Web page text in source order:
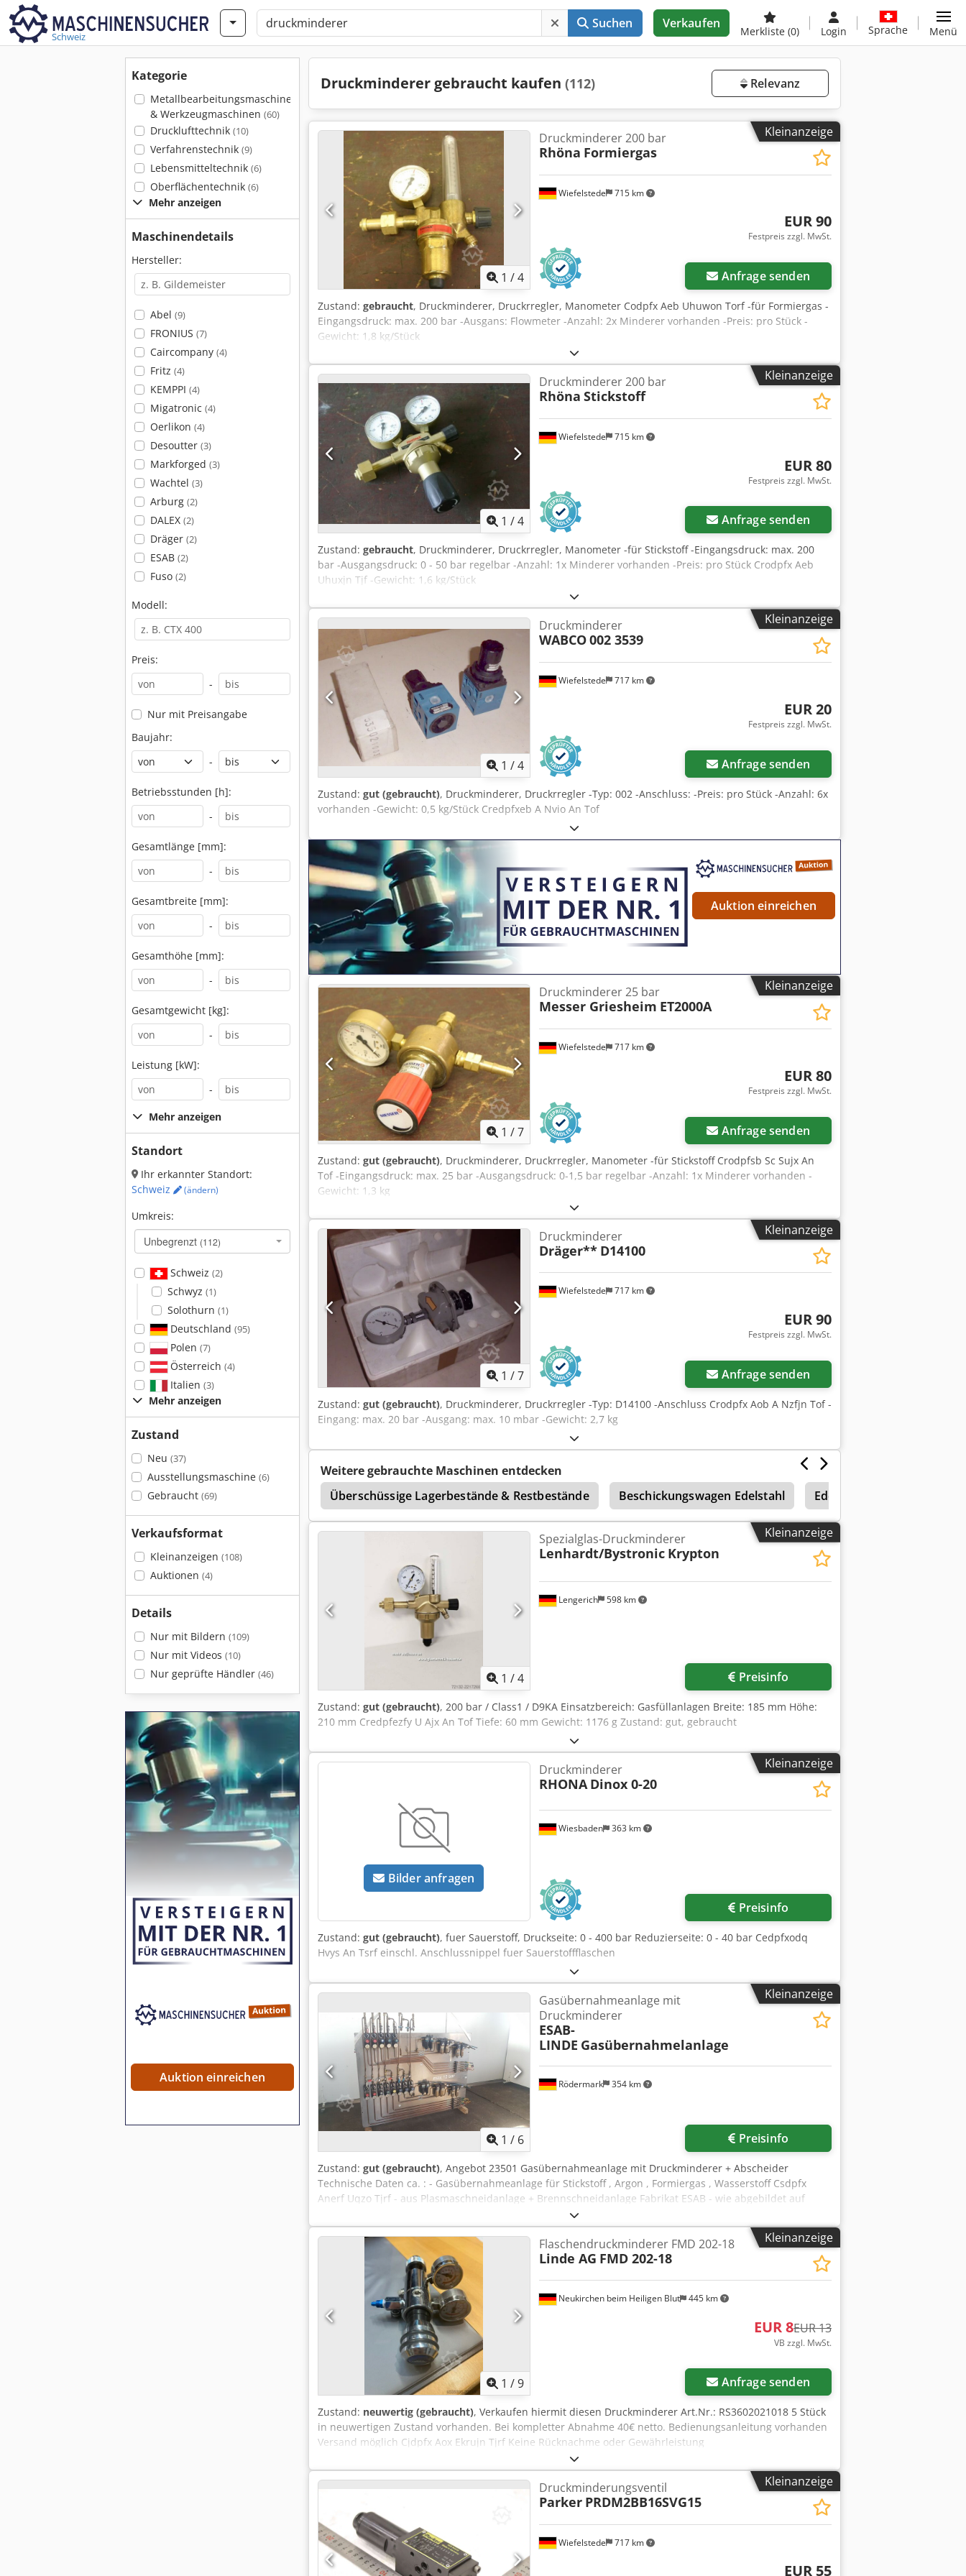
Schweiz
Suchen Verkaufen
Merkliste (0) Login Sprache Menü
Kategorie
Metallbearbeitungsmaschinen
& Werkzeugmaschinen (60)
Drucklufttechnik (10)
Verfahrenstechnik (9)
Lebensmitteltechnik (6)
Oberflächentechnik (6)
Mehr anzeigen
Maschinendetails
Hersteller:
Abel (9)
FRONIUS (7)
Caircompany (4)
Fritz (4)
KEMPPI (4)
Migatronic (4)
Oerlikon (4)
Desoutter (3)
Markforged (3)
Wachtel (3)
Arburg (2)
DALEX (2)
Dräger (2)
ESAB (2)
Fuso (2)
Modell:
Preis:
-
Nur mit Preisangabe
Baujahr:
-
Betriebsstunden [h]:
-
Gesamtlänge [mm]:
-
Gesamtbreite [mm]:
-
Gesamthöhe [mm]:
-
Gesamtgewicht [kg]:
-
Leistung [kW]:
-
Mehr anzeigen
Standort
Ihr erkannter Standort:
Schweiz
(ändern)
Umkreis:
Unbegrenzt (112)
Schweiz (2)
Schwyz (1)
Solothurn (1)
Deutschland (95)
Polen (7)
Österreich (4)
Italien (3)
Mehr anzeigen
Zustand
Neu (37)
Ausstellungsmaschine (6)
Gebraucht (69)
Verkaufsformat
Kleinanzeigen (108)
Auktionen (4)
Details
Nur mit Bildern (109)
Nur mit Videos (10)
Nur geprüfte Händler (46)
Auktion einreichen
Druckminderer gebraucht kaufen (112) Relevanz
Kleinanzeige
1 /4
Wiefelstede 715 km
Druckminderer 200 bar
Rhöna Formiergas
EUR 90
Festpreis zzgl. MwSt.
Anfrage senden
Zustand: gebraucht, Druckminderer, Druckrregler, Manometer Codpfx Aeb Uhuwon Torf -für Formiergas -
Eingangsdruck: max. 200 bar -Ausgans: Flowmeter -Anzahl: 2x Minderer vorhanden -Preis: pro Stück -
Gewicht: 1,8 kg/Stück
Kleinanzeige
1 /4
Wiefelstede 715 km
Druckminderer 200 bar
Rhöna Stickstoff
EUR 80
Festpreis zzgl. MwSt.
Anfrage senden
Zustand: gebraucht, Druckminderer, Druckrregler, Manometer -für Stickstoff -Eingangsdruck: max. 200
bar -Ausgangsdruck: 0 - 50 bar regelbar -Anzahl: 1x Minderer vorhanden -Preis: pro Stück Crodpfx Aeb
Uhuxjn Tjf -Gewicht: 1,6 kg/Stück
Kleinanzeige
1 /4
Wiefelstede 717 km
Druckminderer
WABCO002 3539
EUR 20
Festpreis zzgl. MwSt.
Anfrage senden
Zustand: gut (gebraucht), Druckminderer, Druckrregler -Typ: 002 -Anschluss: -Preis: pro Stück -Anzahl: 6x
vorhanden -Gewicht: 0,5 kg/Stück Credpfxeb A Nvio An Tof
Auktion einreichen
Kleinanzeige
1 /7
Wiefelstede 717 km
Druckminderer 25 bar
Messer Griesheim ET2000A
EUR 80
Festpreis zzgl. MwSt.
Anfrage senden
Zustand: gut (gebraucht), Druckminderer, Druckrregler, Manometer -für Stickstoff Crodpfsb Sc Sujx An
Tof -Eingangsdruck: max. 25 bar -Ausgangsdruck: 0-1,5 bar regelbar -Anzahl: 1x Minderer vorhanden -
Gewicht: 1,3 kg
Kleinanzeige
1 /7
Wiefelstede 717 km
Druckminderer
Dräger** D14100
EUR 90
Festpreis zzgl. MwSt.
Anfrage senden
Zustand: gut (gebraucht), Druckminderer, Druckrregler -Typ: D14100 -Anschluss Crodpfx Aob A Nzfjn Tof -
Eingang: max. 20 bar -Ausgang: max. 10 mbar -Gewicht: 2,7 kg
Weitere gebrauchte Maschinen entdecken
Überschüssige Lagerbestände & Restbestände
Beschickungswagen Edelstahl Edelstahl
Miwe Signo Miwe Gvas
Kleinanzeige
1 /4
Lengerich 598 km
Spezialglas-Druckminderer
Lenhardt/Bystronic Krypton
Preisinfo
Zustand: gut (gebraucht), 200 bar / Class1 / D9KA Einsatzbereich: Gasfüllanlagen Breite: 185 mm Höhe:
210 mm Credpfezfy U Ajx An Tof Tiefe: 60 mm Gewicht: 1176 g Zustand: gut, gebraucht
Kleinanzeige
Bilder anfragen
Wiesbaden 363 km
Druckminderer
RHONA Dinox 0-20
Preisinfo
Zustand: gut (gebraucht), fuer Sauerstoff, Druckseite: 0 - 400 bar Reduzierseite: 0 - 40 bar Cedpfxodq
Hvys An Tsrf einschl. Anschlussnippel fuer Sauerstoffflaschen
Kleinanzeige
1 / 6
Rödermark 354 km
Gasübernahmeanlage mit
Druckminderer
ESAB-
LINDE Gasübernahmelanlage
Preisinfo
Zustand: gut (gebraucht), Angebot 23501 Gasübernahmeanlage mit Druckminderer + Abscheider
Technische Daten ca. : - Gasübernahmeanlage für Stickstoff , Argon , Formiergas , Wasserstoff Csdpfx
Anerf Uqzo Tjrf - aus Plasmaschneidanlage + Brennschneidanlage Fabrikat ESAB - wie abgebildet auf
Edelstahlblech montiert - div . Druckminderer + Abscheider - Gewicht ca. 80 Kg - Platzbedarf Anlage ca. B
1,6 x H 1,5 x T 0,2 m
Kleinanzeige
1 /9
Neukirchen beim Heiligen Blut 445 km
Flaschendruckminderer FMD 202-18
Linde AG FMD 202-18
EUR 8EUR 13
VB zzgl. MwSt.
Anfrage senden
Zustand: neuwertig (gebraucht), Verkaufen hiermit diesen Druckminderer Art.Nr.: RS3602021018 5 Stück
in neuwertigen Zustand vorhanden. Bei kompletter Abnahme 40€ netto. Bedienungsanleitung vorhanden
Versand möglich Cjdpfx Aox Ekrujn Tjrf Keine Rücknachme oder Gewährleistung
Kleinanzeige
Wiefelstede 717 km
Druckminderungsventil
Parker PRDM2BB16SVG15
EUR 55